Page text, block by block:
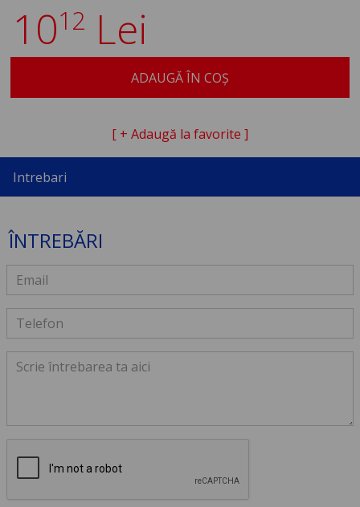
1012 Lei
ADAUGĂ ÎN COȘ
[ + Adaugă la favorite ]
Intrebari
ÎNTREBĂRI